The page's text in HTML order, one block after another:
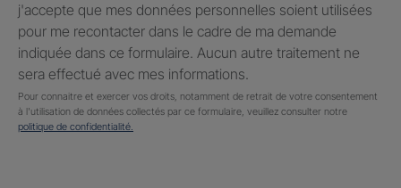
j'accepte que mes données personnelles soient utilisées
pour me recontacter dans le cadre de ma demande
indiquée dans ce formulaire. Aucun autre traitement ne
sera effectué avec mes informations.
Pour connaitre et exercer vos droits, notamment de retrait de votre consentement
à l'utilisation de données collectés par ce formulaire, veuillez consulter notre
politique de confidentialité.